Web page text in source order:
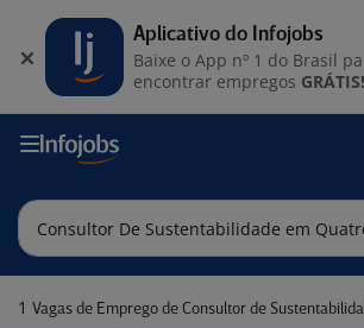
1 Vagas de Emprego de Consultor de Sustentabilidade em Quatro
Aplicativo do Infojobs
Baixe o App nº 1 do Brasil
encontrar empregos